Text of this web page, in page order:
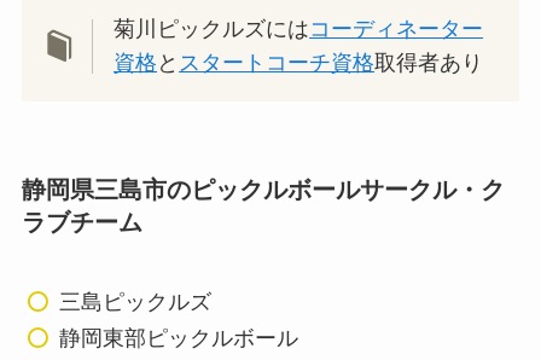
菊川ピックルズにはコーディネーター
資格 と スタートコーチ資格取得者あり
静岡県三島市のピックルボールサークル・ク
ラブチーム
三島ピックルズ
静岡東部ピックルボール